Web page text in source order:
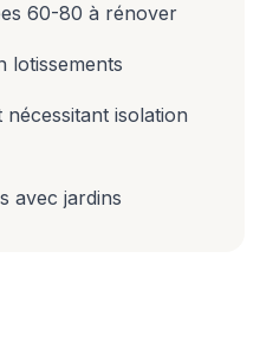
60-80 à rénover
lotissements
isolation
avec jardins